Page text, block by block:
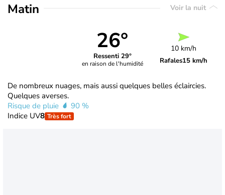
Matin Voir la nuit
26°
Ressenti 29°
en raison de l'humidité
10 km/h
Rafales15 km/h
De nombreux nuages, mais aussi quelques belles éclaircies.
Quelques averses.
Risque de pluie
90 %
Indice UV8 Très fort